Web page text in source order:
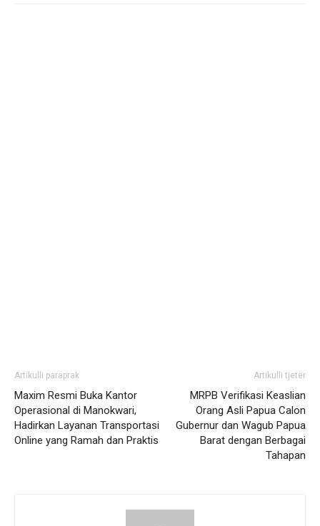
Artikulli paraprak
Maxim Resmi Buka Kantor
Operasional di Manokwari,
Hadirkan Layanan Transportasi
Online yang Ramah dan Praktis
Artikulli tjetër
MRPB Verifikasi Keaslian
Orang Asli Papua Calon
Gubernur dan Wagub Papua
Barat dengan Berbagai
Tahapan